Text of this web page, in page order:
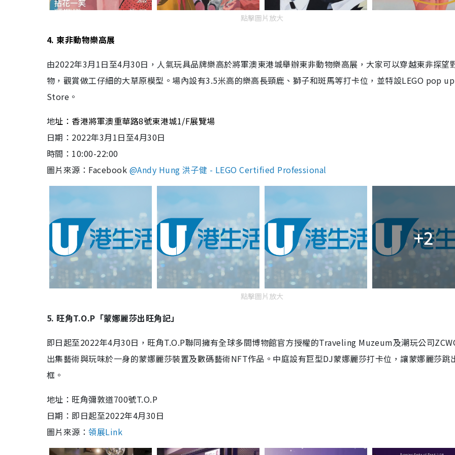
點擊圖片放大
4. 東非動物樂高展
由2022年3月1日至4月30日，人氣玩具品牌樂高於將軍澳東港城舉辦東非動物樂高展，大家可以穿越東非探望
物，觀賞做工仔細的大草原模型。場內設有3.5米高的樂高長頸鹿、獅子和斑馬等打卡位，並特設LEGO pop up
Store。
地址：香港將軍澳重華路8號東港城1/F展覽場
日期： 2022年3月1日至4月30日
時間：10:00-22:00
圖片來源：Facebook @Andy Hung 洪子健 - LEGO Certified Professional
+2
點擊圖片放大
5. 旺角T.O.P「蒙娜麗莎出旺角記」
即日起至2022年4月30日，旺角T.O.P聯同擁有全球多間博物館官方授權的Traveling Muzeum及潮玩公司
出集藝術與玩味於一身的蒙娜麗莎裝置及數碼藝術NFT作品。中庭設有巨型DJ蒙娜麗莎打卡位， 讓蒙娜麗莎跳
框 。
地址： 旺角彌敦道700號T.O.P
日期： 即日起至2022年4月30日
圖片來源：領展Link